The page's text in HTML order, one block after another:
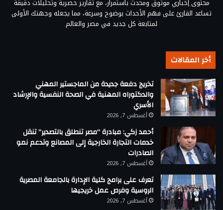
محتوى إخباري موثوق ومحدث باستمرار، مع تقارير حصرية وتحليلات دقيقة
تساعد القارئ على فهم الأحداث بوضوح وسرعة، مما يجعله وجهتك الأولى
لمتابعة كل جديد في مصر والعالم
أخر المقالات
تخريج دفعة جديدة من الماجستير المهني
والدكتوراه المهنية في الصحة النفسية والإرشاد
الأسري
أغسطس 7, 2026
أحمد زكي: مبادرة “مصر تنطلق بالتصدير” تنقل
خدمات التجارة الخارجية إلى المصانع وتدعم نمو
الصادرات
أغسطس 7, 2026
تعرف على برامج كلية الإدارة بالجامعة المصرية
الروسية وفرص عمل خريجيها
أغسطس 7, 2026